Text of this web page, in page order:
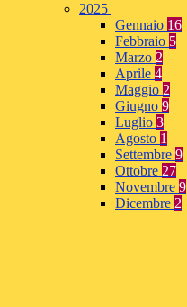
2025
Gennaio 16
Febbraio 5
Marzo 2
Aprile 4
Maggio 2
Giugno 9
Luglio 3
Agosto 1
Settembre 9
Ottobre 27
Novembre 9
Dicembre 2